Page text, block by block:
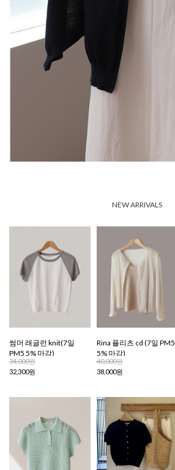
NEW ARRIVALS
썸머 래글런 knit(7일
PM5 5% 마감)
34,000원
32,300원
Rina 플리츠 cd (7일 PM5
5% 마감)
40,000원
38,000원